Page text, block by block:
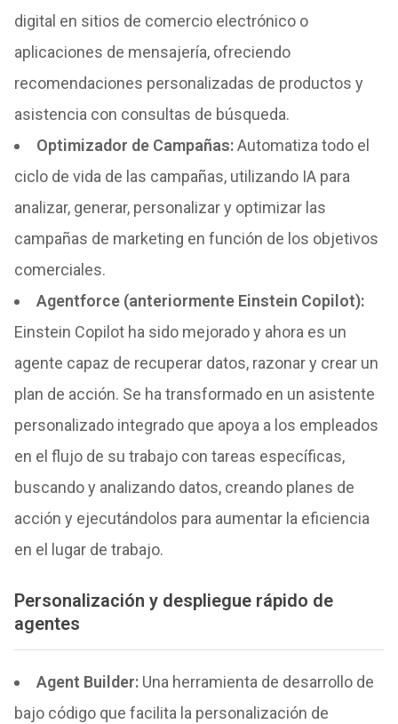
digital en sitios de comercio electrónico o
aplicaciones de mensajería, ofreciendo
recomendaciones personalizadas de productos y
asistencia con consultas de búsqueda.
Optimizador de Campañas:Automatiza todo el
ciclo de vida de las campañas, utilizando IA para
analizar, generar, personalizar y optimizar las
campañas de marketing en función de los objetivos
comerciales.
Agentforce (anteriormente Einstein Copilot):
Einstein Copilot ha sido mejorado y ahora es un
agente capaz de recuperar datos, razonar y crear un
plan de acción. Se ha transformado en un asistente
personalizado integrado que apoya a los empleados
en el flujo de su trabajo con tareas específicas,
buscando y analizando datos, creando planes de
acción y ejecutándolos para aumentar la eficiencia
en el lugar de trabajo.
Personalización y despliegue rápido de
agentes
Agent Builder:Una herramienta de desarrollo de
bajo código que facilita la personalización de